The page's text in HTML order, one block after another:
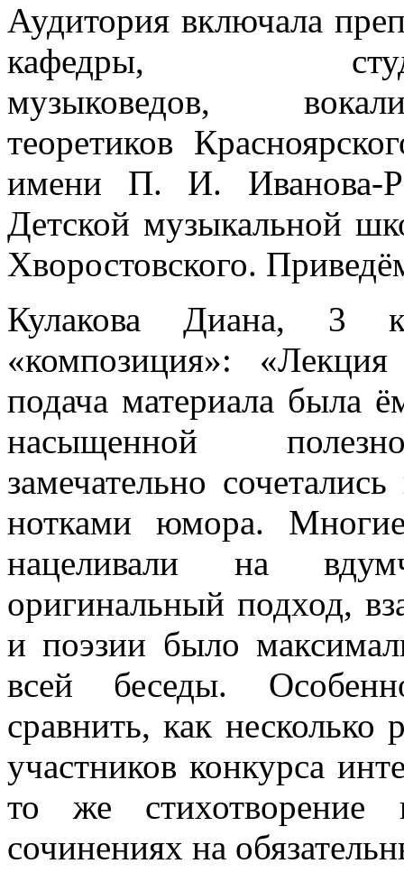
Аудитория включала
кафедры,
музыковедов,
теоретиков
имени П. И. Иванова-
Детской музыкальной
Хворостовского.
Кулакова Диана, 3
«композиция»:
подача материала была
насыщенной
замечательно
нотками юмора.
нацеливали на
оригинальный подход,
и поэзии было
всей беседы.
сравнить, как несколько
участников конкурса
то же стихотворение
сочинениях на